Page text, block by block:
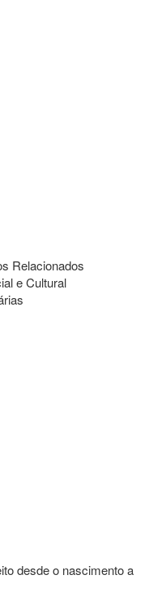
Relacionados
e Cultural
desde o nascimento a